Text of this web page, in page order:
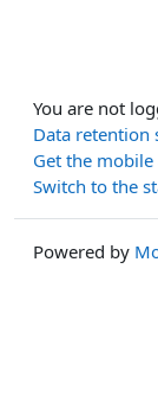
You are not
Data retention
Get the mobile
Switch to the
Powered by